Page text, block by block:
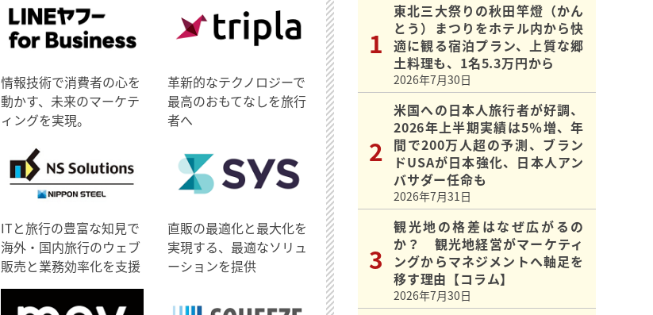
情報技術で消費者の心を
動かす、未来のマーケテ
ィングを実現。
革新的なテクノロジーで
最高のおもてなしを旅行
者へ
ITと旅行の豊富な知見で
海外・国内旅行のウェブ
販売と業務効率化を支援
直販の最適化と最大化を
実現する、最適なソリュ
ーションを提供
東北三大祭りの秋田竿燈（かん
とう）まつりをホテル内から快
適に観る宿泊プラン、上質な郷
土料理も、1名5.3万円から
2026年7月30日
米国への日本人旅行者が好調、
2026年上半期実績は5％増、年
間で200万人超の予測、ブラン
ドUSAが日本強化、日本人アン
バサダー任命も
2026年7月31日
観光地の格差はなぜ広がるの
か？ 観光地経営がマーケティ
ングからマネジメントへ軸足を
移す理由【コラム】
2026年7月30日